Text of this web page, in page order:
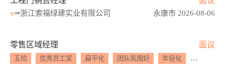
浙江索福绿建实业有限公司 永康市 2026-08-06
零售区域经理 面议
五险 优秀员工奖 扁平化 团队氛围好 年轻化 工作氛围